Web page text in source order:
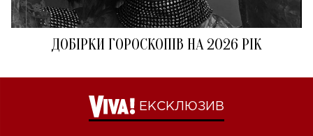
ДОБІРКИ ГОРОСКОПІВ НА 2026 РІК
ЕКСКЛЮЗИВ